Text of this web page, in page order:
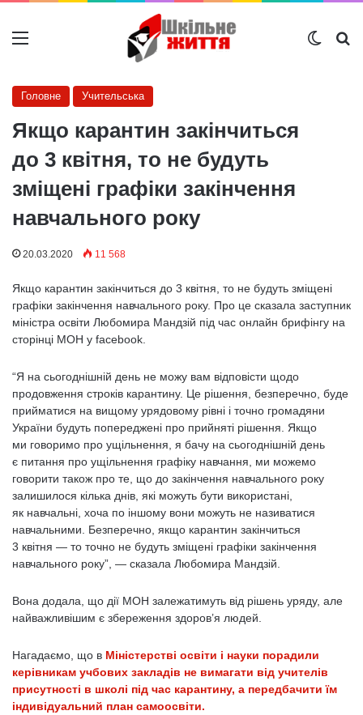
Меню
Головне Учительська
Якщо карантин закінчиться
до 3 квітня, то не будуть
зміщені графіки закінчення
навчального року
20.03.2020 11 568
Якщо карантин закінчиться до 3 квітня, то не будуть зміщені
графіки закінчення навчального року. Про це сказала заступник
міністра освіти Любомира Мандзій під час онлайн брифінгу на
сторінці МОН у facebook.
“Я на сьогоднішній день не можу вам відповісти щодо
продовження строків карантину. Це рішення, безперечно, буде
прийматися на вищому урядовому рівні і точно громадяни
України будуть попереджені про прийняті рішення. Якщо
ми говоримо про ущільнення, я бачу на сьогоднішній день
є питання про ущільнення графіку навчання, ми можемо
говорити також про те, що до закінчення навчального року
залишилося кілька днів, які можуть бути використані,
як навчальні, хоча по іншому вони можуть не називатися
навчальними. Безперечно, якщо карантин закінчиться
3 квітня — то точно не будуть зміщені графіки закінчення
навчального року”, — сказала Любомира Мандзій.
Вона додала, що дії МОН залежатимуть від рішень уряду, але
найважливішим є збереження здоров’я людей.
Нагадаємо, що в Міністерстві освіти і науки порадили
керівникам учбових закладів не вимагати від учителів
присутності в школі під час карантину, а передбачити їм
індивідуальний план самоосвіти.